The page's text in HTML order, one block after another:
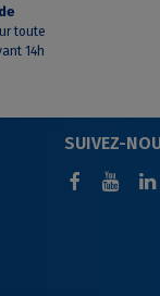
toute
14h
SUIVEZ-